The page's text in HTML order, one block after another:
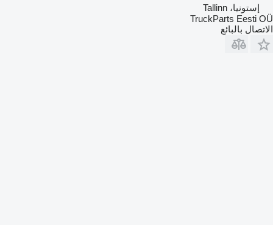
إستونيا، Tallinn
TruckParts Eesti OÜ
الاتصال بالبائع